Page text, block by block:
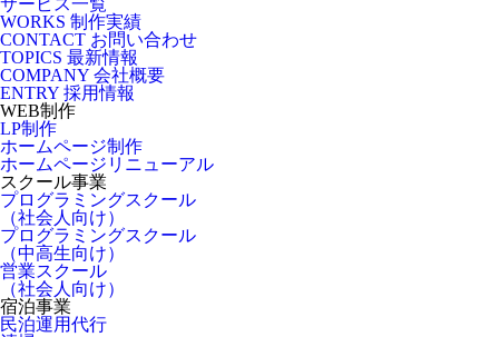
サービス一覧
WORKS 制作実績
CONTACT お問い合わせ
TOPICS 最新情報
COMPANY 会社概要
ENTRY 採用情報
WEB制作
LP制作
ホームページ制作
ホームページリニューアル
スクール事業
プログラミングスクール
（社会人向け）
プログラミングスクール
（中高生向け）
営業スクール
（社会人向け）
宿泊事業
民泊運用代行